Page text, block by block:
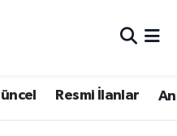
Resmi İlanlar